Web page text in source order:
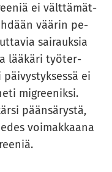
ei vält­tä­mät­
vää­rin pe­
sai­rauk­sia
lää­kä­ri työ­ter­
ei
migree­nik­si.
pään­sä­rys­tä,
voi­mak­kaa­na